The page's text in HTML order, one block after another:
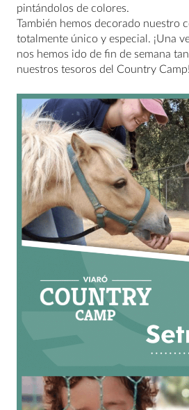
pintándolos de colores.
También hemos decorado nuestro
totalmente único y especial. ¡Una
nos hemos ido de fin de semana
nuestros tesoros del Country Camp!